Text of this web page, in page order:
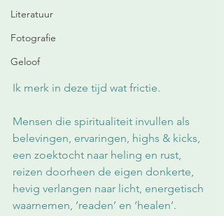
Literatuur
Fotografie
Geloof
Ik merk in deze tijd wat frictie.
Mensen die spiritualiteit invullen als
belevingen, ervaringen, highs & kicks,
een zoektocht naar heling en rust,
reizen doorheen de eigen donkerte,
hevig verlangen naar licht, energetisch
waarnemen, ‘readen’ en ‘healen’.